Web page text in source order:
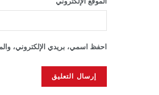
احفظ اسمي، بريدي الإلكتروني،